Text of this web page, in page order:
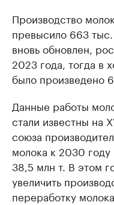
Производство
превысило 663
вновь обновлен,
2023 года, тогда в
было произведено
Данные работы
стали известны на
союза
молока к 2030
38,5 млн т. В этом
увеличить
переработку